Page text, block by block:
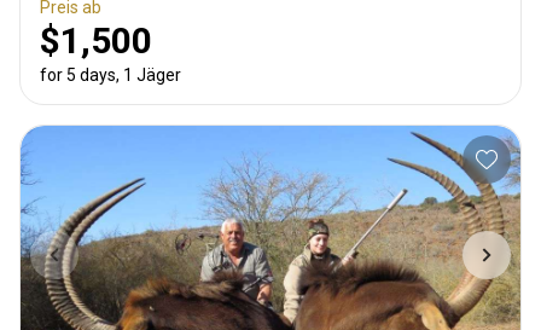
Preis ab
$1,500
for 5 days, 1 Jäger